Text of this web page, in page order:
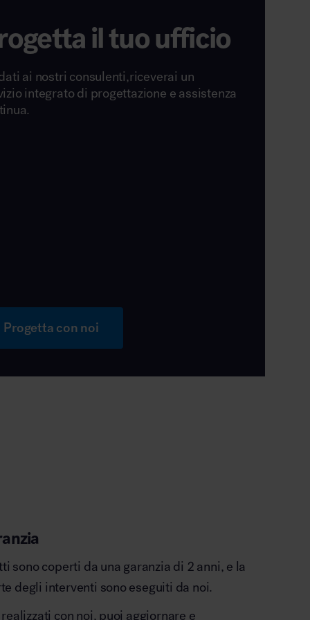
il tuo ufficio
ai nostri consulenti,riceverai un
integrato di progettazione e assistenza
Progetta con noi
sono coperti da una garanzia di 2 anni, e la
degli interventi sono eseguiti da noi.
con noi, puoi aggiornare e